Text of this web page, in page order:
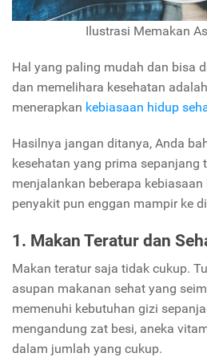
Ilustrasi Memakan
Hal yang paling mudah dan bisa
dan memelihara kesehatan
menerapkan kebiasaan hidup
Hasilnya jangan ditanya, Anda
kesehatan yang prima sepanjang
menjalankan beberapa
penyakit pun enggan mampir ke
1. Makan Teratur dan
Makan teratur saja tidak cukup.
asupan makanan sehat yang
memenuhi kebutuhan gizi
mengandung zat besi, aneka
dalam jumlah yang cukup.